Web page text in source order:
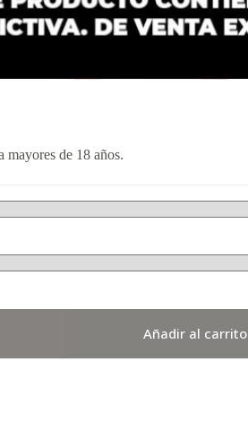
de 18 años.
Añadir al carrito